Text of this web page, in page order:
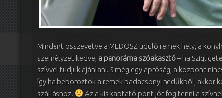
Mindent összevetve a MEDOSZ üdülő remek hely, a
személyzet kedve, a panoráma szóakasztó– ha
szívvel tudjuk ajánlani. S még egy apróság, a központ
így ha beboroztok a remek badacsonyi nedűkből, akkor
szálláshoz.
Az a kis kaptató pont jót fog tenni a